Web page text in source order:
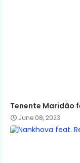
Tenente Maridão
June 08, 2023